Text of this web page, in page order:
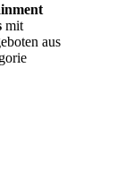
mit
aus